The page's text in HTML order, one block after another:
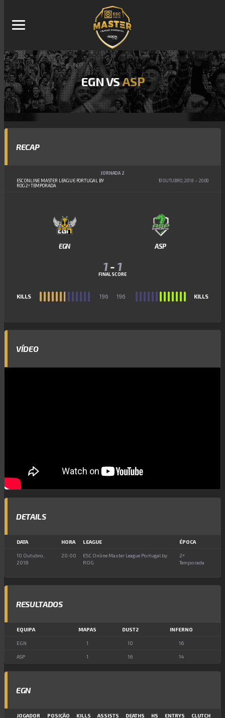
EGN VSASP
RECAP
ESC ONLINE MASTER LEAGUE PORTUGAL BY
ROG 2ª TEMPORADA
JORNADA 2
10 OUTUBRO, 2018
20:00
EGN ASP
1- 1
FINAL SCORE
KILLS 196 196 KILLS
VÍDEO
DETAILS
DATA HORA LEAGUE ÉPOCA
10 Outubro,
2018
20:00
ESC Online Master League Portugal by
ROG
2ª
Temporada
RESULTADOS
EQUIPA MAPAS DUST2 INFERNO
EGN 1 10 16
ASP 1 16 14
EGN
JOGADOR POSIÇÃO KILLS ASSISTS DEATHS HS ENTRYS CLUTCH